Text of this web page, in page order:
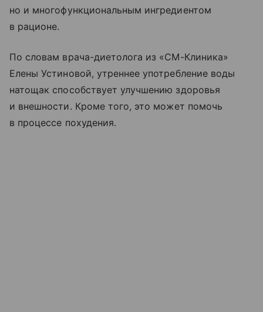
но и многофункциональным ингредиентом
в рационе.
По словам врача-диетолога из «СМ-Клиника»
Елены Устиновой, утреннее употребление воды
натощак способствует улучшению здоровья
и внешности. Кроме того, это может помочь
в процессе похудения.